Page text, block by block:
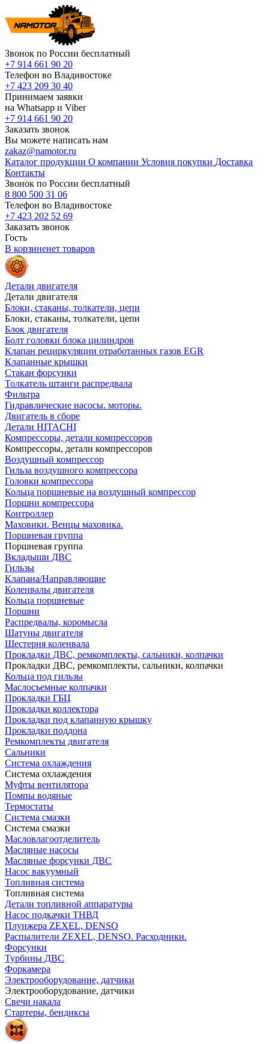
Звонок по России бесплатный
+7 914 661 90 20
Телефон во Владивостоке
+7 423 209 30 40
Принимаем заявки
на Whatsapp и Viber
+7 914 661 90 20
Заказать звонок
Вы можете написать нам
zakaz@namotor.ru
Каталог продукции О компании Условия покупки Доставка
Контакты
Звонок по России бесплатный
8 800 500 31 06
Телефон во Владивостоке
+7 423 202 52 69
Заказать звонок
Гость
В корзиненет товаров
Детали двигателя
Детали двигателя
Блоки, стаканы, толкатели, цепи
Блоки, стаканы, толкатели, цепи
Блок двигателя
Болт головки блока цилиндров
Клапан рециркуляции отработанных газов EGR
Клапанные крышки
Стакан форсунки
Толкатель штанги распредвала
Фильтра
Гидравлические насосы. моторы.
Двигатель в сборе
Детали HITACHI
Компрессоры, детали компрессоров
Компрессоры, детали компрессоров
Воздушный компрессор
Гильза воздушного компрессора
Головки компрессора
Кольца поршневые на воздушный компрессор
Поршни компрессора
Контроллер
Маховики. Венцы маховика.
Поршневая группа
Поршневая группа
Вкладыши ДВС
Гильзы
Клапана/Направляющие
Коленвалы двигателя
Кольца поршневые
Поршни
Распредвалы, коромысла
Шатуны двигателя
Шестерня коленвала
Прокладки ДВС, ремкомплекты, сальники, колпачки
Прокладки ДВС, ремкомплекты, сальники, колпачки
Кольца под гильзы
Маслосъемные колпачки
Прокладки ГБЦ
Прокладки коллектора
Прокладки под клапанную крышку
Прокладки поддона
Ремкомплекты двигателя
Сальники
Система охлаждения
Система охлаждения
Муфты вентилятора
Помпы водяные
Термостаты
Система смазки
Система смазки
Масловлагоотделитель
Масляные насосы
Масляные форсунки ДВС
Насос вакуумный
Топливная система
Топливная система
Детали топливной аппаратуры
Насос подкачки ТНВД
Плунжера ZEXEL, DENSO
Распылители ZEXEL, DENSO. Расходники.
Форсунки
Турбины ДВС
Форкамера
Электрооборудование, датчики
Электрооборудование, датчики
Свечи накала
Стартеры, бендиксы